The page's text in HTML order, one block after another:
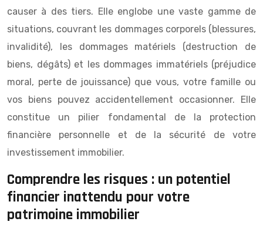
causer à des tiers. Elle englobe une vaste gamme de
situations, couvrant les dommages corporels (blessures,
invalidité), les dommages matériels (destruction de
biens, dégâts) et les dommages immatériels (préjudice
moral, perte de jouissance) que vous, votre famille ou
vos biens pouvez accidentellement occasionner. Elle
constitue un pilier fondamental de la protection
financière personnelle et de la sécurité de votre
investissement immobilier.
Comprendre les risques : un potentiel
financier inattendu pour votre
patrimoine immobilier